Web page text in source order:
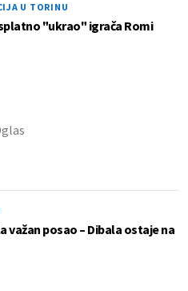
U TORINU
"ukrao" igrača Romi
važan posao – Dibala ostaje na